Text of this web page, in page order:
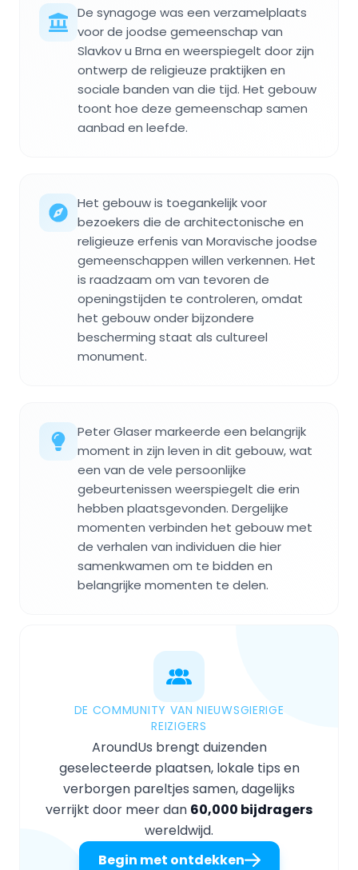
De synagoge was een verzamelplaats
voor de joodse gemeenschap van
Slavkov u Brna en weerspiegelt door zijn
ontwerp de religieuze praktijken en
sociale banden van die tijd. Het gebouw
toont hoe deze gemeenschap samen
aanbad en leefde.
Het gebouw is toegankelijk voor
bezoekers die de architectonische en
religieuze erfenis van Moravische joodse
gemeenschappen willen verkennen. Het
is raadzaam om van tevoren de
openingstijden te controleren, omdat
het gebouw onder bijzondere
bescherming staat als cultureel
monument.
Peter Glaser markeerde een belangrijk
moment in zijn leven in dit gebouw, wat
een van de vele persoonlijke
gebeurtenissen weerspiegelt die erin
hebben plaatsgevonden. Dergelijke
momenten verbinden het gebouw met
de verhalen van individuen die hier
samenkwamen om te bidden en
belangrijke momenten te delen.
DE COMMUNITY VAN NIEUWSGIERIGE
REIZIGERS
AroundUs brengt duizenden
geselecteerde plaatsen, lokale tips en
verborgen pareltjes samen, dagelijks
verrijkt door meer dan 60,000 bijdragers
wereldwijd.
Begin met ontdekken